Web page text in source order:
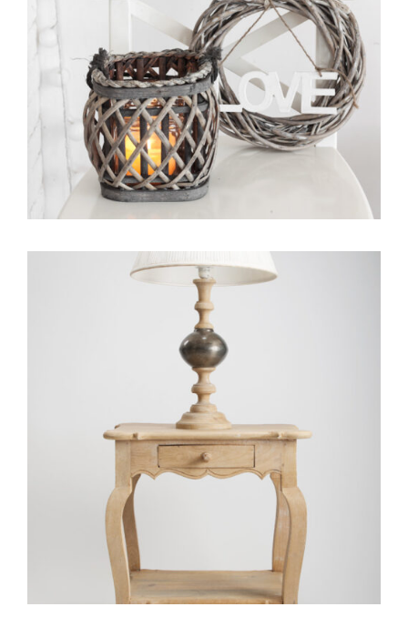
Portfolio Item With Custom Layout